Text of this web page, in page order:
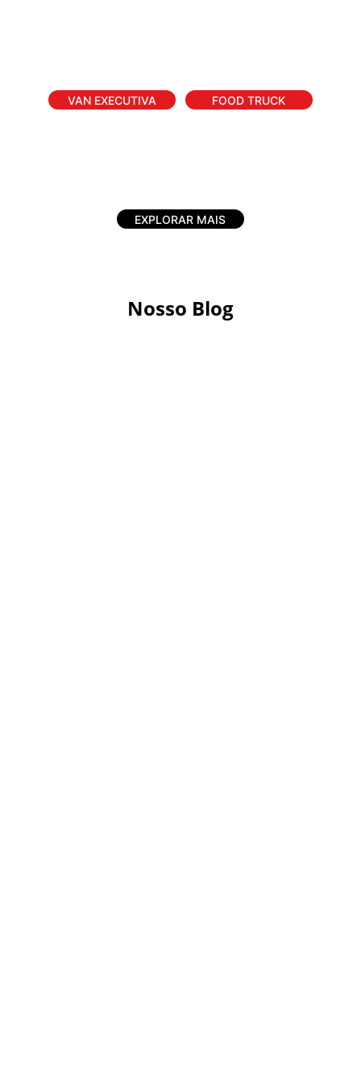
VAN EXECUTIVA FOOD TRUCK
EXPLORAR MAIS
Nosso Blog